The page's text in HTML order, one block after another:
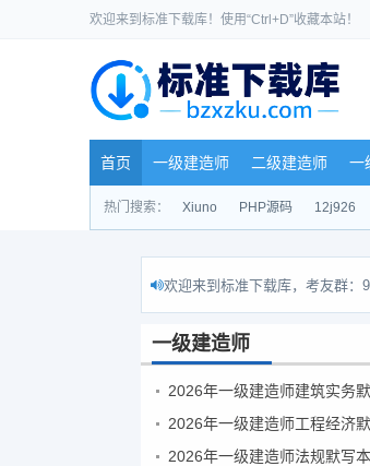
欢迎来到标准下载库！使用“Ctrl+D”收藏本站！
首页 一级建造师 二级建造师 一
热门搜索： Xiuno PHP源码 12j926
欢迎来到标准下载库，考友群：
一级建造师
2026年一级建造师建筑实务
2026年一级建造师工程经济
2026年一级建造师法规默写